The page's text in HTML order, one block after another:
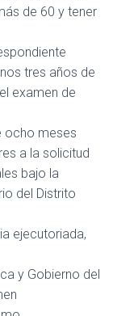
de 60 y tener
tres años de
examen de
ocho meses
a la solicitud
bajo la
del Distrito
ejecutoriada,
y Gobierno del